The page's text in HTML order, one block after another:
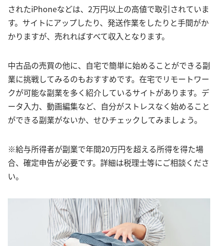
されたiPhoneなどは、2万円以上の高値で取引されていま
す。サイトにアップしたり、発送作業をしたりと手間がか
かりますが、売れればすべて収入となります。
中古品の売買の他に、自宅で簡単に始めることができる副
業に挑戦してみるのもおすすめです。在宅でリモートワー
クが可能な副業を多く紹介しているサイトがあります。デ
ータ入力、動画編集など、自分がストレスなく始めること
ができる副業がないか、せひチェックしてみましょう。
※給与所得者が副業で年間20万円を超える所得を得た場
合、確定申告が必要です。詳細は税理士等にご相談くださ
い。